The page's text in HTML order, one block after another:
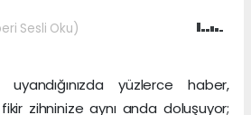
Sesli Oku)
yüzlerce haber,
zihninize aynı anda doluşuyor;